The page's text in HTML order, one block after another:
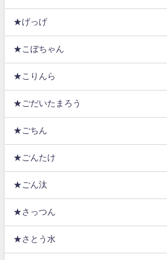
★げっげ
★こぼちゃん
★こりんら
★ごだいたまろう
★ごちん
★ごんたけ
★ごん汰
★さっつん
★さとう水